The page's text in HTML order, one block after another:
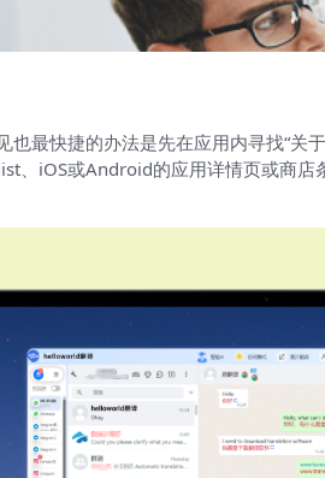
最快捷的办法是先在应用内寻找“关
、iOS或Android的应用详情页或商